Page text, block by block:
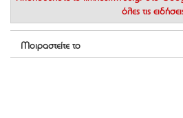
όλες τις
Μοιραστείτε το